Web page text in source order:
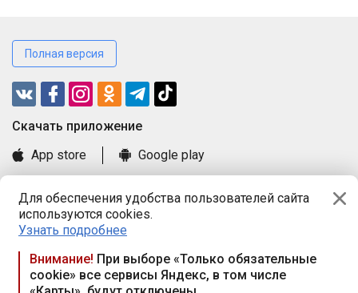
Для обеспечения удобства пользователей сайта
используются cookies.
Узнать подробнее
Внимание! При выборе «Только обязательные
cookie» все сервисы Яндекс, в том числе
Полная версия
Cкачать приложение
App store
Google play
Книга замечаний и предложений
Правила и документы
Praca.by © 2000—2026, ООО «ПРАЦА БАЙ»
Республика Беларусь, 220114, г. Минск, пр-т Независимости
117а, пом. № 9.